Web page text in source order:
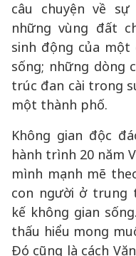
câu chuyện về
những vùng đất
sinh động của
sống; những dòng
trúc đan cài trong
một thành phố.
Không gian độc
hành trình 20 năm
mình mạnh mẽ
con người ở trung
kế không gian
thấu hiểu mong
Đó cũng là cách